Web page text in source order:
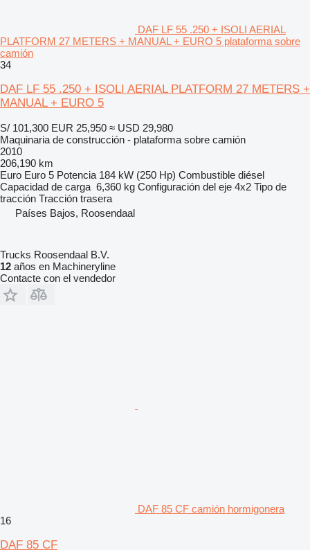
DAF LF 55 .250 + ISOLI AERIAL
PLATFORM 27 METERS + MANUAL + EURO 5 plataforma sobre
camión
34
DAF LF 55 .250 + ISOLI AERIAL PLATFORM 27 METERS +
MANUAL + EURO 5
S/ 101,300 EUR 25,950 ≈ USD 29,980
Maquinaria de construcción - plataforma sobre camión
2010
206,190 km
Euro Euro 5 Potencia 184 kW (250 Hp) Combustible diésel
Capacidad de carga 6,360 kg Configuración del eje 4x2 Tipo de
tracción Tracción trasera
Países Bajos, Roosendaal
Trucks Roosendaal B.V.
12 años en Machineryline
Contacte con el vendedor
DAF 85 CF camión hormigonera
16
DAF 85 CF